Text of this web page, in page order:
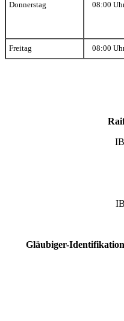
Donnerstag 08:00
Freitag 08:00
Gläubiger-